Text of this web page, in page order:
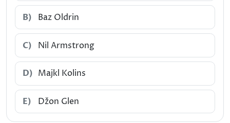
B) Baz Oldrin
C) Nil Armstrong
D) Majkl Kolins
E) Džon Glen